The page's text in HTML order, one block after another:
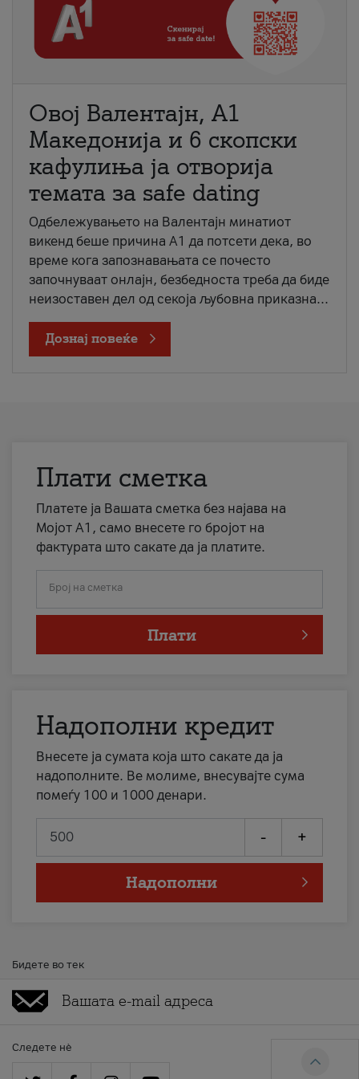
Овој Валентајн, A1
Македонија и 6 скопски
кафулиња ја отворија
темата за safe dating
Одбележувањето на Валентајн минатиот
викенд беше причина А1 да потсети дека, во
време кога запознавањата се почесто
започнуваат онлајн, безбедноста треба да биде
неизоставен дел од секоја љубовна приказна...
Дознај повеќе
Плати сметка
Платете ја Вашата сметка без најава на
Мојот А1, само внесете го бројот на
фактурата што сакате да ја платите.
Број на сметка
Плати
Надополни кредит
Внесете ја сумата која што сакате да ја
надополните. Ве молиме, внесувајте сума
помеѓу 100 и 1000 денари.
- +
Надополни
Бидете во тек
Следете нè